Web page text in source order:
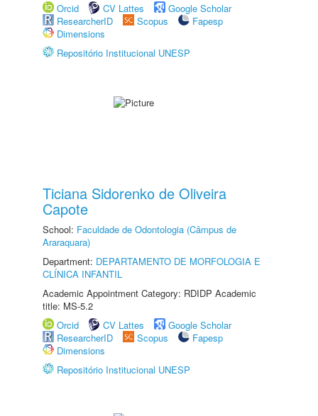
Orcid
CV Lattes
Google Scholar
ResearcherID
Scopus
Fapesp
Dimensions
Repositório Institucional UNESP
Ticiana Sidorenko de Oliveira
Capote
School: Faculdade de Odontologia (Câmpus de
Araraquara)
Department: DEPARTAMENTO DE MORFOLOGIA E
CLÍNICA INFANTIL
Academic Appointment Category: RDIDP Academic
title: MS-5.2
Orcid
CV Lattes
Google Scholar
ResearcherID
Scopus
Fapesp
Dimensions
Repositório Institucional UNESP